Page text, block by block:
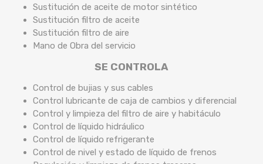
Sustitución de aceite de motor sintético
Sustitución filtro de aceite
Sustitución filtro de aire
Mano de Obra del servicio
SE CONTROLA
Control de bujias y sus cables
Control lubricante de caja de cambios y diferencial
Control y limpieza del filtro de aire y habitáculo
Control de líquido hidráulico
Control de líquido refrigerante
Control de nivel y estado de líquido de frenos